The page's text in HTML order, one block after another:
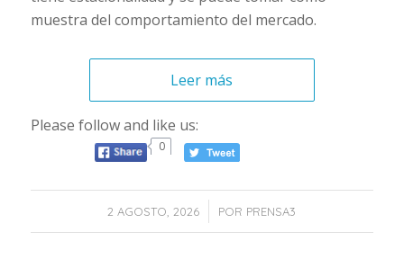
muestra del comportamiento del mercado.
Leer más
Please follow and like us:
0
2 AGOSTO, 2026
/ POR PRENSA3